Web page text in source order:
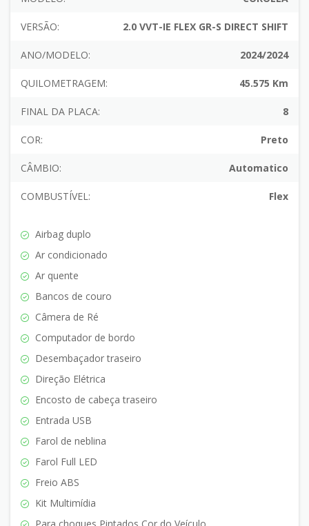
VERSÃO: 2.0 VVT-IE FLEX GR-S DIRECT SHIFT
ANO/MODELO: 2024/2024
QUILOMETRAGEM: 45.575 Km
FINAL DA PLACA: 8
COR: Preto
CÂMBIO: Automatico
COMBUSTÍVEL: Flex
Airbag duplo
Ar condicionado
Ar quente
Bancos de couro
Câmera de Ré
Computador de bordo
Desembaçador traseiro
Direção Elétrica
Encosto de cabeça traseiro
Entrada USB
Farol de neblina
Farol Full LED
Freio ABS
Kit Multimídia
Para choques Pintados Cor do Veículo